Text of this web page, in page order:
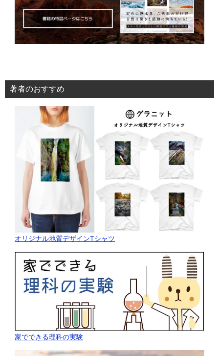
著者のおすすめ
オリジナル地質デザインTシャツ
家でできる理科の実験